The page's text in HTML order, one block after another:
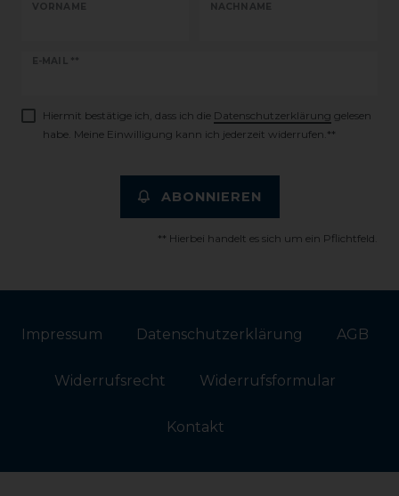
VORNAME NACHNAME
E-MAIL **
Newsletter
Hiermit bestätige ich, dass ich die Daten­schutz­erklärung gelesen
habe. Meine Einwilligung kann ich jederzeit widerrufen.**
ABONNIEREN
** Hierbei handelt es sich um ein Pflichtfeld.
Impressum Daten­schutz­erklärung AGB
Widerrufs­recht Widerrufs­formular
Kontakt